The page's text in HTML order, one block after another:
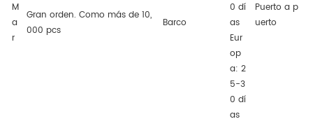
M
a
r
Gran orden. Como más de 10,
000 pcs
Barco
0 dí
as
Eur
op
a: 2
5-3
0 dí
as
Puerto a p
uerto